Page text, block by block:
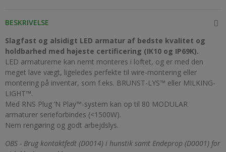
BESKRIVELSE
Slagfast og alsidigt LED armatur af bedste kvalitet og
holdbarhed med højeste certificering (IK10 og IP69K).
LED armaturerne kan nemt monteres i loftet, og er med den
meget lave vægt, ligeledes perfekte til wire-montering eller
montering på inventar, som f.eks. BRUNST-LYS™ eller MILKING-
LIGHT™.
Med RNS Plug ’N Play™-system kan op til 80 MODULAR
armaturer serieforbindes (<1500W).
Nem rengøring og godt arbejdslys.
OBS - Brug kontaktfedt (D0014) i hunstik samt Endeprop (D0001) for